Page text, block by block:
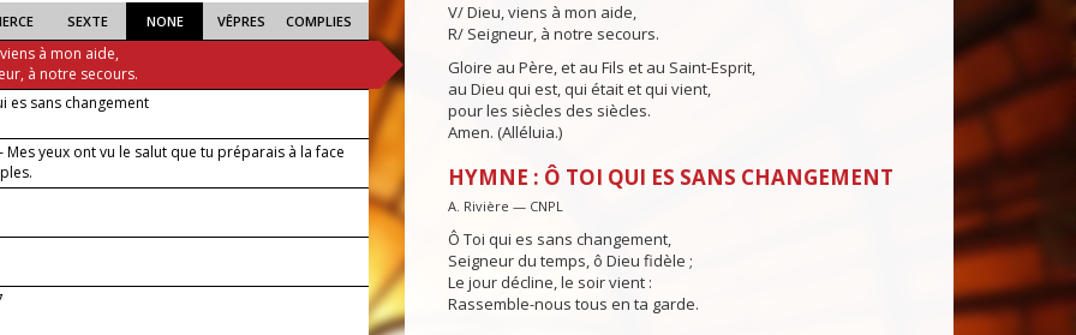
SEXTE NONE VÊPRES COMPLIES
à mon aide,
à notre secours.
es sans changement
Mes yeux ont vu le salut que tu préparais à la face
V/ Dieu, viens à mon aide,
R/ Seigneur, à notre secours.
Gloire au Père, et au Fils et au Saint-Esprit,
au Dieu qui est, qui était et qui vient,
pour les siècles des siècles.
Amen. (Alléluia.)
HYMNE : Ô TOI QUI ES SANS CHANGEMENT
A. Rivière — CNPL
Ô Toi qui es sans changement,
Seigneur du temps, ô Dieu fidèle ;
Le jour décline, le soir vient :
Rassemble-nous tous en ta garde.